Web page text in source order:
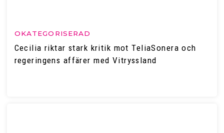
OKATEGORISERAD
Cecilia riktar stark kritik mot TeliaSonera och
regeringens affärer med Vitryssland